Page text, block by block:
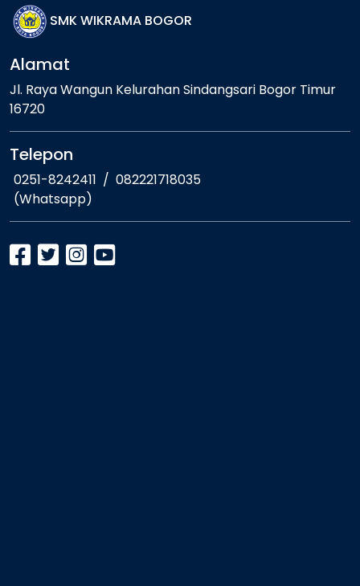
SMK WIKRAMA BOGOR
Alamat
Jl. Raya Wangun Kelurahan Sindangsari Bogor Timur
16720
Telepon
0251-8242411 / 082221718035
(Whatsapp)